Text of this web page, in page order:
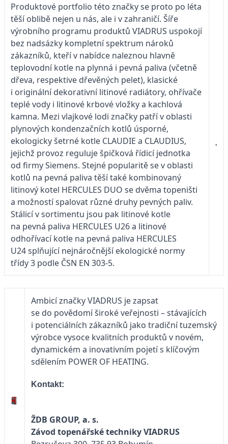
Produktové portfolio této značky se proto po léta
těší oblibě nejen u nás, ale i v zahraničí. Šíře
výrobního programu produktů VIADRUS uspokojí
bez nadsázky kompletní spektrum nároků
zákazníků, kteří v nabídce naleznou hlavně
teplovodní kotle na plynná i pevná paliva (včetně
dřeva, respektive dřevěných pelet), klasické
i originální dekorativní litinové radiátory, ohřívače
teplé vody i litinové krbové vložky a kachlová
kamna. Mezi vlajkové lodi značky patří v oblasti
plynových kondenzačních kotlů úsporné,
ekologicky šetrné kotle CLAUDIE a CLAUDIUS,
jejichž provoz reguluje špičková řídicí jednotka
od firmy Siemens. Stejné popularitě se v oblasti
kotlů na pevná paliva těší také kombinovaný
litinový kotel HERCULES DUO se dvěma topeništi
a možností spalovat různé druhy pevných paliv.
Stálicí v sortimentu jsou pak litinové kotle
na pevná paliva HERCULES U26 a litinové
odhořívací kotle na pevná paliva HERCULES
U24 splňující nejnáročnější ekologické normy
třídy 3 podle ČSN EN 303-5.
Ambicí značky VIADRUS je zapsat
se do povědomí široké veřejnosti – stávajících
i potenciálních zákazníků jako tradiční tuzemský
výrobce vysoce kvalitních produktů v novém,
dynamickém a inovativním pojetí s klíčovým
sdělením POWER OF HEATING.
Kontakt:
ŽDB GROUP, a. s.
Závod topenářské techniky VIADRUS